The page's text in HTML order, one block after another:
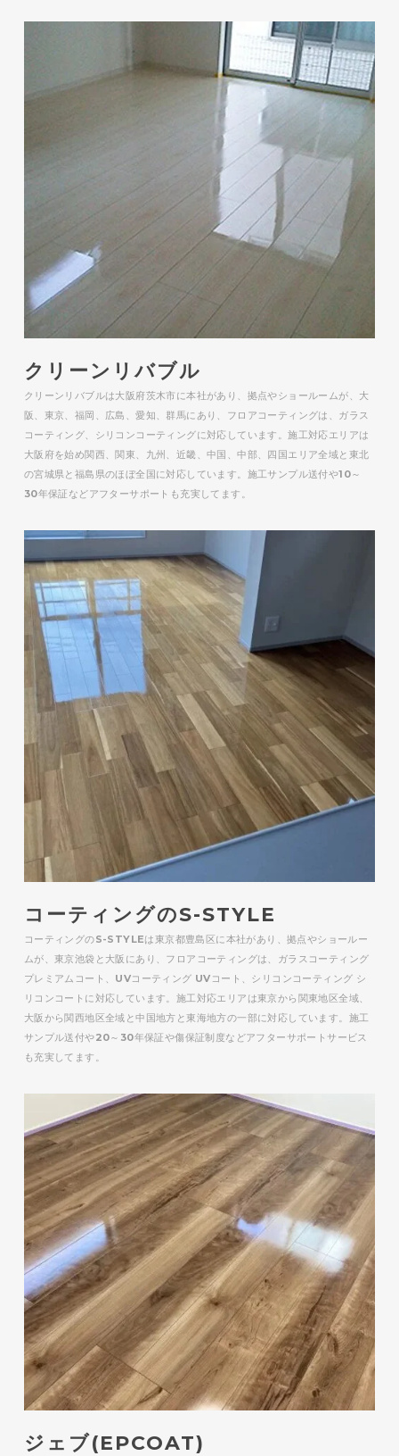
クリーンリバブル
クリーンリバブルは大阪府茨木市に本社があり、拠点やショールームが、大
阪、東京、福岡、広島、愛知、群馬にあり、フロアコーティングは、ガラス
コーティング、シリコンコーティングに対応しています。施工対応エリアは
大阪府を始め関西、関東、九州、近畿、中国、中部、四国エリア全域と東北
の宮城県と福島県のほぼ全国に対応しています。施工サンプル送付や10～
30年保証などアフターサポートも充実してます。
コーティングのS-STYLE
コーティングのS-STYLEは東京都豊島区に本社があり、拠点やショールー
ムが、東京池袋と大阪にあり、フロアコーティングは、ガラスコーティング
プレミアムコート、UVコーティング UVコート、シリコンコーティング シ
リコンコートに対応しています。施工対応エリアは東京から関東地区全域、
大阪から関西地区全域と中国地方と東海地方の一部に対応しています。施工
サンプル送付や20～30年保証や傷保証制度などアフターサポートサービス
も充実してます。
ジェブ(EPCOAT)